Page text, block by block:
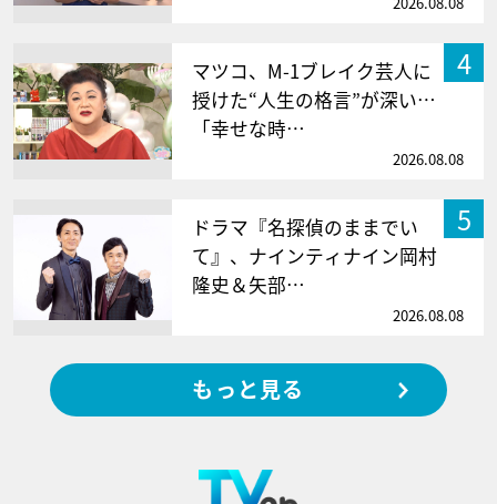
4
マツコ、M-1ブレイク芸人に
授けた“人生の格言”が深い…
「幸せな時…
2026.08.08
5
ドラマ『名探偵のままでい
て』、ナインティナイン岡村
隆史＆矢部…
2026.08.08
もっと見る